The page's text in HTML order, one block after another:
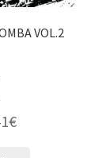
VOL.2
€